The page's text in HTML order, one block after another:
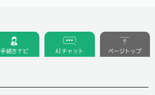
手続きナビ AIチャット ページトップ